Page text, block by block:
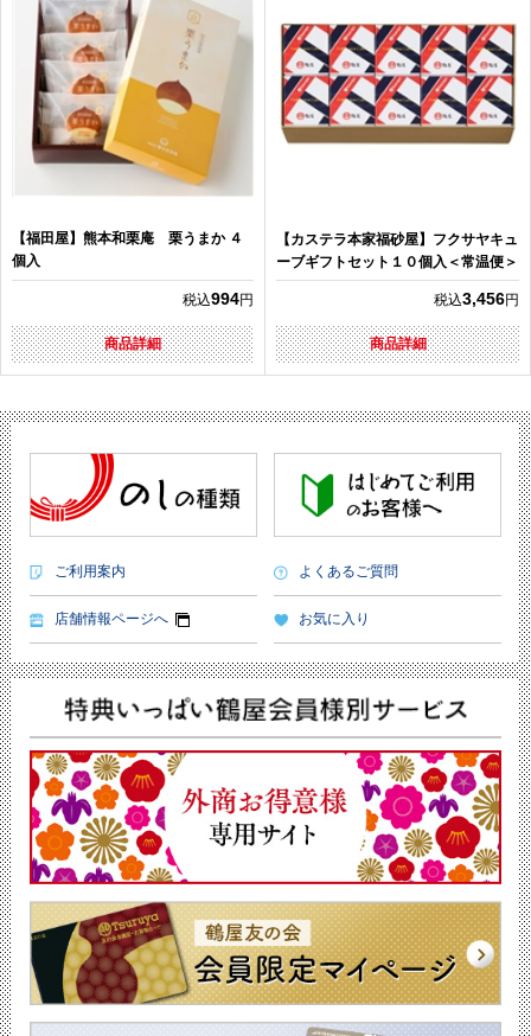
【福田屋】熊本和栗庵 栗うまか ４
個入
税込994円
商品詳細
【カステラ本家福砂屋】フクサヤキュ
ーブギフトセット１０個入＜常温便＞
税込3,456円
商品詳細
ご利用案内 よくあるご質問
店舗情報ページへ お気に入り